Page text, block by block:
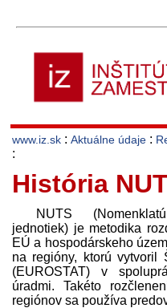
www.iz.sk : Aktuálne údaje :
:
História
NUTS
jednotiek) je metodika
EÚ a hospodárskeho
na regióny, ktorú vytvoril
(EUROSTAT) v
úradmi. Takéto
regiónov sa používa